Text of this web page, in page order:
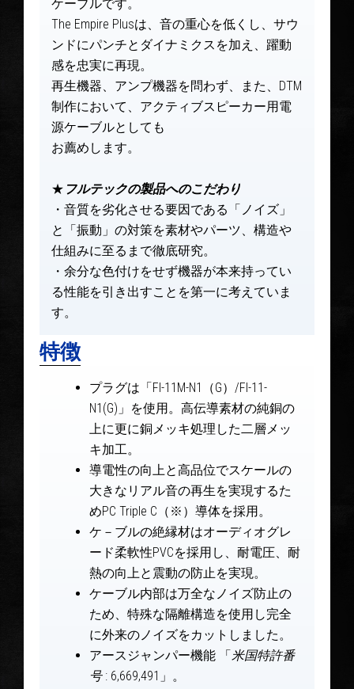
ケーブルです。
The Empire Plusは、音の重心を低くし、サウ
ンドにパンチとダイナミクスを加え、躍動
感を忠実に再現。
再生機器、アンプ機器を問わず、また、DTM
制作において、アクティブスピーカー用電
源ケーブルとしても
お薦めします。
★ フルテックの製品へのこだわり
・音質を劣化させる要因である「ノイズ」
と「振動」の対策を素材やパーツ、構造や
仕組みに至るまで徹底研究。
・余分な色付けをせず機器が本来持ってい
る性能を引き出すことを第一に考えていま
す。
特徴
プラグは「FI-11M-N1（G）/FI-11-
N1(G)」を使用。高伝導素材の純銅の
上に更に銅メッキ処理した二層メッ
キ加工。
導電性の向上と高品位でスケールの
大きなリアル音の再生を実現するた
めPC Triple C（※）導体を採用。
ケ－ブルの絶縁材はオーディオグレ
ード柔軟性PVCを採用し、耐電圧、耐
熱の向上と震動の防止を実現。
ケーブル内部は万全なノイズ防止の
ため、特殊な隔離構造を使用し完全
に外来のノイズをカットしました。
アースジャンパー機能 「米国特許番
号: 6,669,491」。